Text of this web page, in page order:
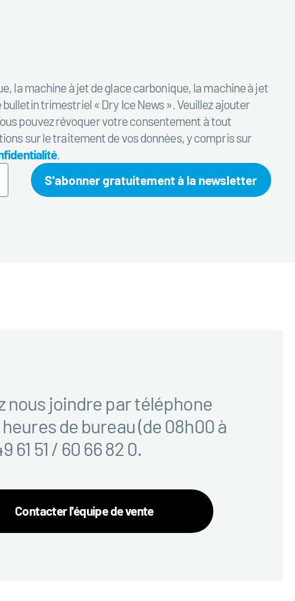
la machine à jet de glace carbonique, la machine à jet
trimestriel « Dry Ice News ». Veuillez ajouter
pouvez révoquer votre consentement à tout
sur le traitement de vos données, y compris sur
.
S'abonner gratuitement à la newsletter
nous joindre par téléphone
de bureau (de 08h00 à
61 51 / 60 66 82 0.
Contacter l'équipe de vente